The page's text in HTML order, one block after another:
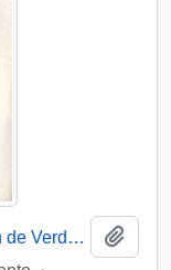
[Agradece la creación de la Comisión de Verdad y Reconciliación y esperan que sus reformas sean claves en la justicia para los detenidos desaparecidos]